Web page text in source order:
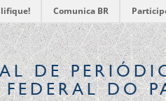
Comunica BR
DE
DO